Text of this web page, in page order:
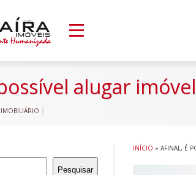
alugar
INÍCIO »AFINAL, É
Pesquisar